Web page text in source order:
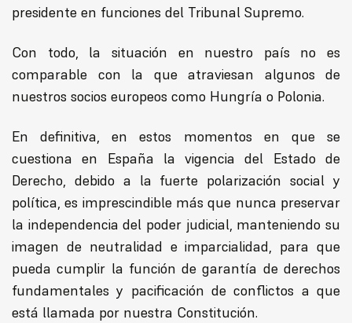
presidente en funciones del Tribunal Supremo.
Con todo, la situación en nuestro país no es
comparable con la que atraviesan algunos de
nuestros socios europeos como Hungría o Polonia.
En definitiva, en estos momentos en que se
cuestiona en España la vigencia del Estado de
Derecho, debido a la fuerte polarización social y
política, es imprescindible más que nunca preservar
la independencia del poder judicial, manteniendo su
imagen de neutralidad e imparcialidad, para que
pueda cumplir la función de garantía de derechos
fundamentales y pacificación de conflictos a que
está llamada por nuestra Constitución.